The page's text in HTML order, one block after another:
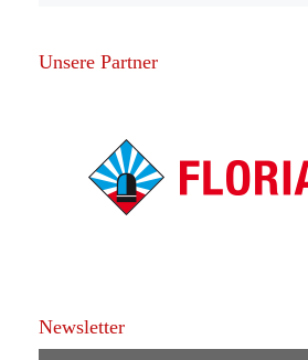
Unsere Partner
Newsletter